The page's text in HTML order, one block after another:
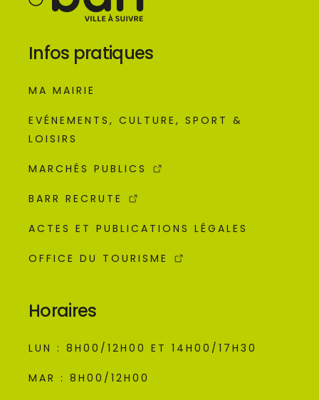
Infos pratiques
MA MAIRIE
EVÉNEMENTS, CULTURE, SPORT &
LOISIRS
MARCHÉS PUBLICS
BARR RECRUTE
ACTES ET PUBLICATIONS LÉGALES
OFFICE DU TOURISME
Horaires
LUN : 8H00/12H00 ET 14H00/17H30
MAR : 8H00/12H00